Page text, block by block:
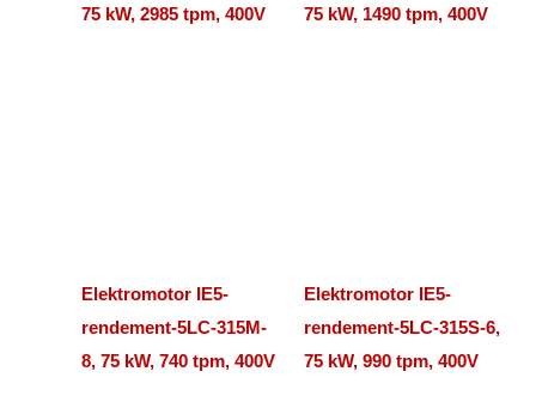
75 kW, 2985 tpm, 400V
75 kW, 1490 tpm, 400V
Elektromotor IE5-
rendement-5LC-315M-
8, 75 kW, 740 tpm, 400V
Elektromotor IE5-
rendement-5LC-315S-6,
75 kW, 990 tpm, 400V